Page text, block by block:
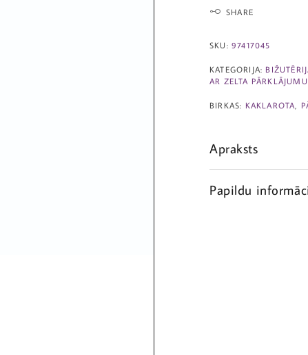
SHARE
SKU: 97417045
KATEGORIJA:
AR ZELTA PĀRKLĀJUMU
BIRKAS: KAKLAROTA
Apraksts
Papildu